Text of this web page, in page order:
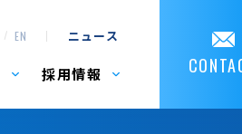
EN ニュース
採用情報